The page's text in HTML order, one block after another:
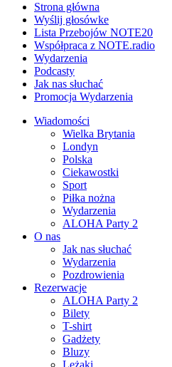
Strona główna
Wyślij głosówke
Lista Przebojów NOTE20
Współpraca z NOTE.radio
Wydarzenia
Podcasty
Jak nas słuchać
Promocja Wydarzenia
Wiadomości
Wielka Brytania
Londyn
Polska
Ciekawostki
Sport
Piłka nożna
Wydarzenia
ALOHA Party 2
O nas
Jak nas słuchać
Wydarzenia
Pozdrowienia
Rezerwacje
ALOHA Party 2
Bilety
T-shirt
Gadżety
Bluzy